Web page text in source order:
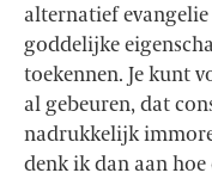
alternatief
goddelijke
toekennen. Je kunt
al gebeuren, dat
nadrukkelijk
denk ik dan aan